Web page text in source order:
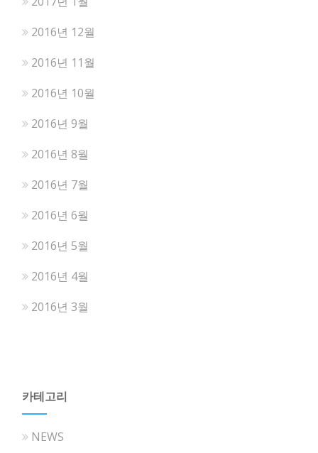
2016년 12월
2016년 11월
2016년 10월
2016년 9월
2016년 8월
2016년 7월
2016년 6월
2016년 5월
2016년 4월
2016년 3월
카테고리
NEWS